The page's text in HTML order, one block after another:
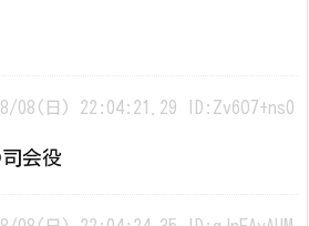
08(日) 22:04:21.29 ID:Zv6O7+ns0
会役